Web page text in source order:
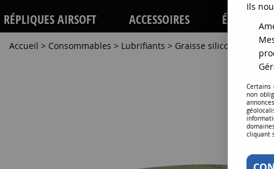
RÉPLIQUES AIRSOFT ACCESSOIRES
Accueil > Consommables > Lubrifiants > Graisse silicone 10 ml
Ils
Certains
non
cliquant